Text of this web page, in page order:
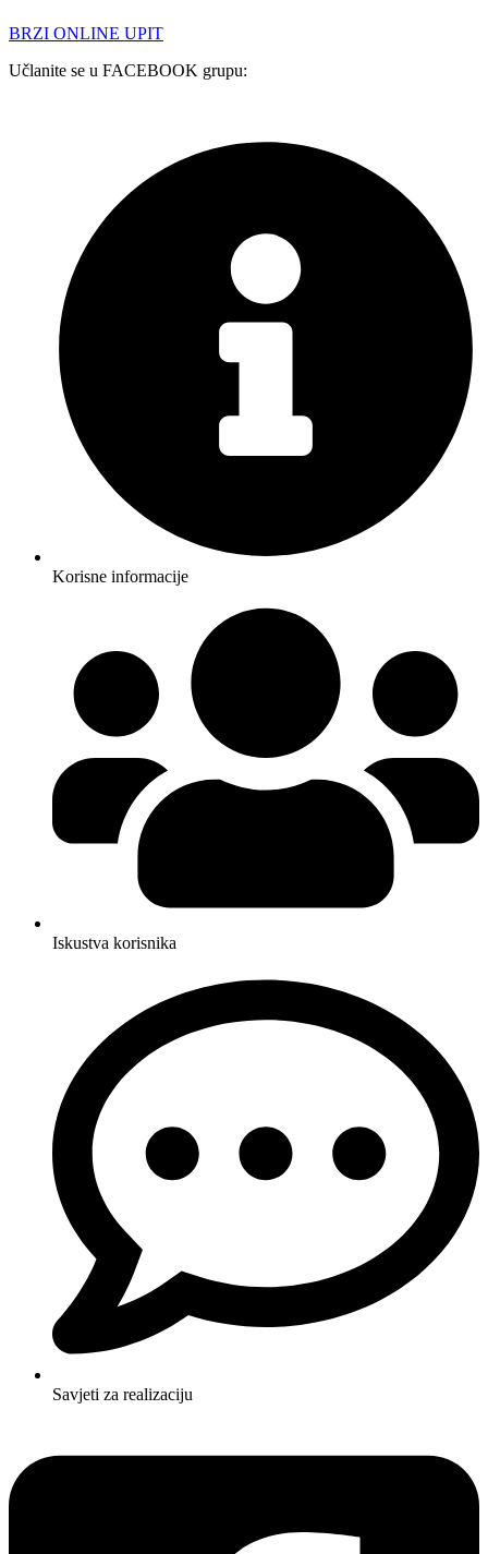
BRZI ONLINE UPIT
Učlanite se u FACEBOOK grupu:
Korisne informacije
Iskustva korisnika
Savjeti za realizaciju